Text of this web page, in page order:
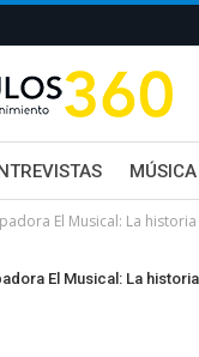
MÚSICA
El Musical: La
El Musical: La